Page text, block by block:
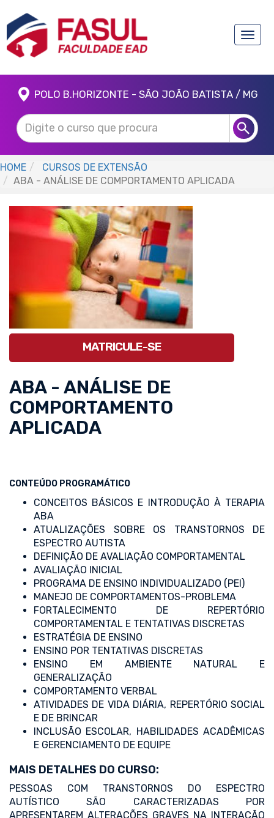
Toggle
POLO B.HORIZONTE - SÃO JOÃO BATISTA / MG
HOME
CURSOS DE EXTENSÃO
ABA - ANÁLISE DE COMPORTAMENTO APLICADA
MATRICULE-SE
ABA - ANÁLISE DE
COMPORTAMENTO
APLICADA
CONTEÚDO PROGRAMÁTICO
CONCEITOS BÁSICOS E INTRODUÇÃO À TERAPIA
ABA
ATUALIZAÇÕES SOBRE OS TRANSTORNOS DE
ESPECTRO AUTISTA
DEFINIÇÃO DE AVALIAÇÃO COMPORTAMENTAL
AVALIAÇÃO INICIAL
PROGRAMA DE ENSINO INDIVIDUALIZADO (PEI)
MANEJO DE COMPORTAMENTOS-PROBLEMA
FORTALECIMENTO DE REPERTÓRIO
COMPORTAMENTAL E TENTATIVAS DISCRETAS
ESTRATÉGIA DE ENSINO
ENSINO POR TENTATIVAS DISCRETAS
ENSINO EM AMBIENTE NATURAL E
GENERALIZAÇÃO
COMPORTAMENTO VERBAL
ATIVIDADES DE VIDA DIÁRIA, REPERTÓRIO SOCIAL
E DE BRINCAR
INCLUSÃO ESCOLAR, HABILIDADES ACADÊMICAS
E GERENCIAMENTO DE EQUIPE
MAIS DETALHES DO CURSO:
PESSOAS COM TRANSTORNOS DO ESPECTRO
AUTÍSTICO SÃO CARACTERIZADAS POR
APRESENTAREM ALTERAÇÕES GRAVES NA INTERAÇÃO